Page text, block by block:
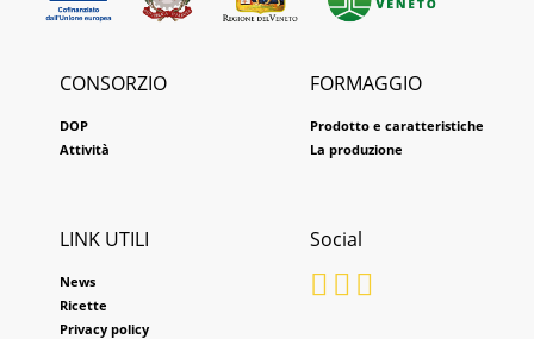
CONSORZIO
DOP
Attività
FORMAGGIO
Prodotto e caratteristiche
La produzione
Social
LINK UTILI
News
Ricette
Privacy policy